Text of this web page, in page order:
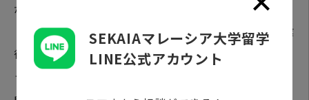
SEKAIAマレーシア大学留学
LINE公式アカウント
があると大学での勉強のハードルが下がります。英語力
（IELTS）ももちろん大切ですが、英語スコアは高校卒業
後でも伸ばすことはできますから、高校に在学している
うちは、留学の目標をしっかり据えることと、高校での